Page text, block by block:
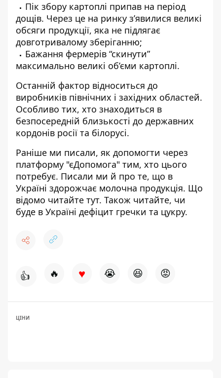
Пік збору картоплі припав на період
дощів. Через це на ринку з’явилися великі
обсяги продукції, яка не підлягає
довготривалому зберіганню;
Бажання фермерів “скинути”
максимально великі об’єми картоплі.
Останній фактор відноситься до
виробників північних і західних областей.
Особливо тих, хто знаходиться в
безпосередній близькості до державних
кордонів росії та білорусі.
Раніше ми писали, як допомогти через
платформу "єДопомога" тим, хто цього
потребує. Писали ми й про те, що в
Україні здорожчає молочна продукція. Що
відомо читайте тут. Також читайте, чи
буде в Україні дефіцит гречки та цукру.
👍 🔥 ♥ 😭 😆 😡
ЦІНИ